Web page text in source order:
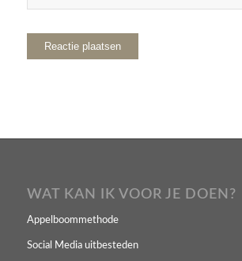
WAT KAN IK VOOR JE DOEN?
Appelboommethode
Social Media uitbesteden